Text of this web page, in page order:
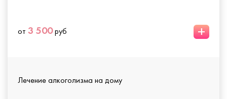
от 3 500руб +
Лечение алкоголизма на дому